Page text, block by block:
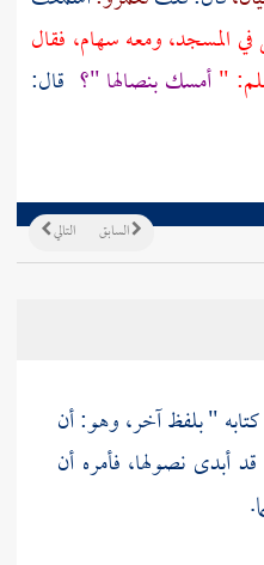
المسجد، ومعه سهام، فقال
"أمسك بنصالها "؟ قال:
التالي السابق
" بلفظ آخر، وهو: أن
أبدى نصولها، فأمره أن